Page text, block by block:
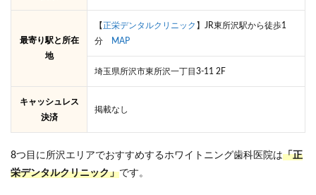
最寄り駅と所在
地
【正栄デンタルクリニック 】JR東所沢駅から徒歩1
分
MAP
埼玉県所沢市東所沢一丁目3-11 2F
キャッシュレス
決済
掲載なし
8つ目に所沢エリアでおすすめするホワイトニング歯科医院は「正
栄デンタルクリニック」です。